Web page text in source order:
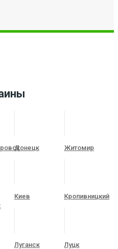
Донецк Житомир
Киев Кропивницкий
Луганск Луцк